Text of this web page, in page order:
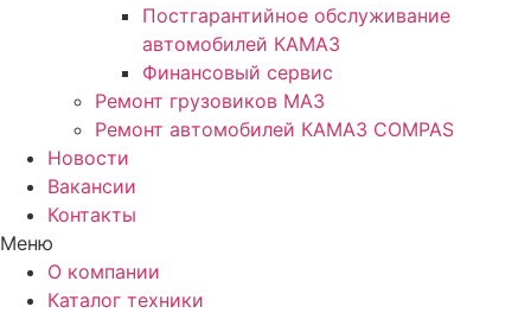
Постгарантийное обслуживание
автомобилей КАМАЗ
Финансовый сервис
Ремонт грузовиков МАЗ
Ремонт автомобилей КАМАЗ COMPAS
Новости
Вакансии
Контакты
Меню
О компании
Каталог техники